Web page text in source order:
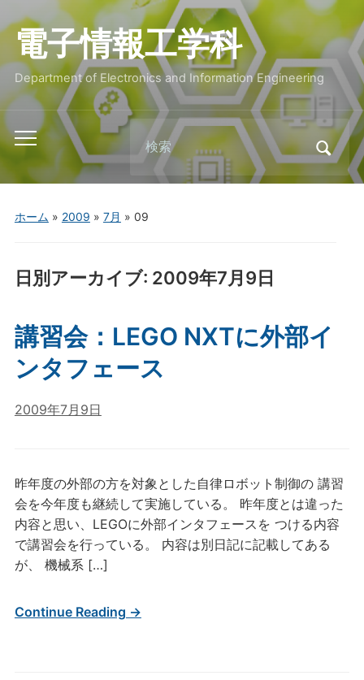
電子情報工学科
Department of Electronics and Information Engineering
Toggle
mobile
menu
Search
for:
ホーム » 2009 » 7月 » 09
日別アーカイブ: 2009年7月9日
講習会：LEGO NXTに外部イ
ンタフェース
2009年7月9日
昨年度の外部の方を対象とした自律ロボット制御の 講習
会を今年度も継続して実施している。 昨年度とは違った
内容と思い、LEGOに外部インタフェースを つける内容
で講習会を行っている。 内容は別日記に記載してある
が、 機械系 […]
Continue Reading →